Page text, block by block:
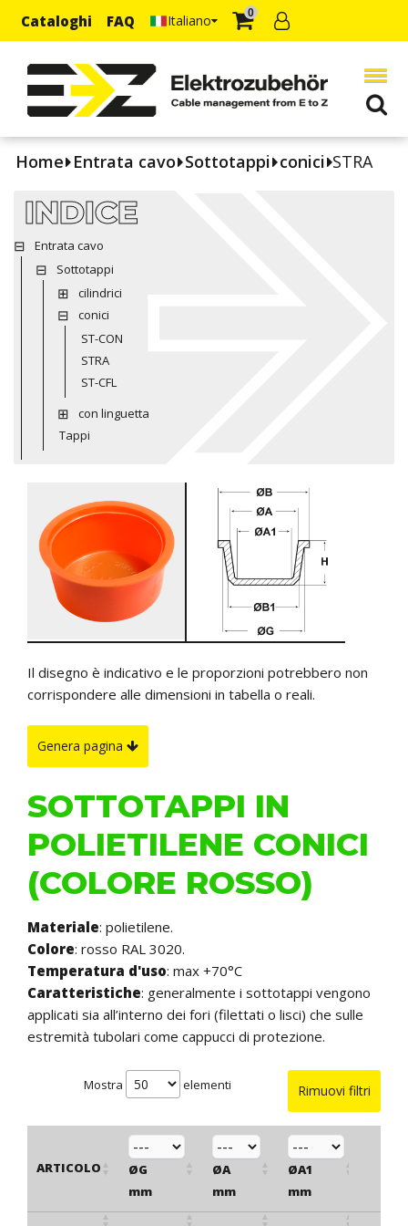
Cataloghi FAQ Italiano 0
Home Entrata cavo Sottotappi conici STRA
INDICE
Entrata cavo
Sottotappi
cilindrici
conici
ST-CON
STRA
ST-CFL
con linguetta
Tappi
Il disegno è indicativo e le proporzioni potrebbero non
corrispondere alle dimensioni in tabella o reali.
Genera pagina
SOTTOTAPPI IN
POLIETILENE CONICI
(COLORE ROSSO)
Materiale: polietilene.
Colore: rosso RAL 3020.
Temperatura d'uso: max +70°C
Caratteristiche: generalmente i sottotappi vengono
applicati sia all’interno dei fori (filettati o lisci) che sulle
estremità tubolari come cappucci di protezione.
Rimuovi filtri
Mostra elementi
ARTICOLO
ØG
mm
ØA
mm
ØA1
mm